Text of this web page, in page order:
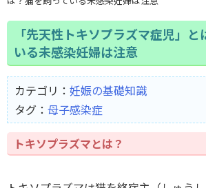
「先天性トキソプラズマ症児」
いる未感染妊婦は注意
カテゴリ： 妊娠の基礎知識
タグ： 母子感染症
トキソプラズマとは？